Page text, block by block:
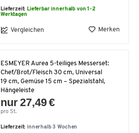
Lieferzeit: Lieferbar innerhalb von 1-2
Werktagen
Vergleichen Merken
ESMEYER Aurea 5-teiliges Messerset:
Chef/Brot/Fleisch 30 cm, Universal
19 cm, Gemüse 15 cm – Spezialstahl,
Hängeleiste
nur 27,49 €
pro St.
Lieferzeit: innerhalb 3 Wochen